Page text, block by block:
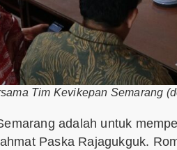
Tim Kevikepan Semarang
adalah untuk
Paska Rajagukguk.